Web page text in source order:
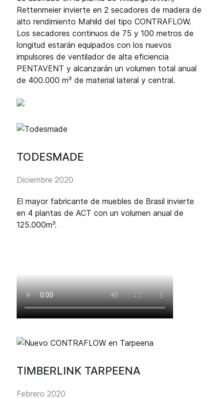
Rettenmeier invierte en 2 secadores de madera de
alto rendimiento Mahild del tipo CONTRAFLOW.
Los secadores continuos de 75 y 100 metros de
longitud estarán equipados con los nuevos
impulsores de ventilador de alta eficiencia
PENTAVENT y alcanzarán un volumen total anual
de 400.000 m³ de material lateral y central.
TODESMADE
Diciembre 2020
El mayor fabricante de muebles de Brasil invierte
en 4 plantas de ACT con un volumen anual de
125.000m³.
TIMBERLINK TARPEENA
Febrero 2020